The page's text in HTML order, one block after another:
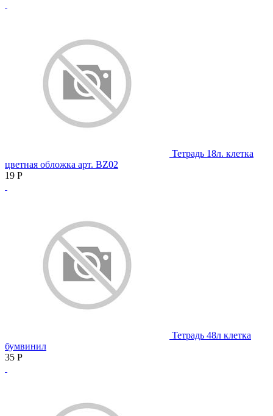
Тетрадь 18л. клетка
цветная обложка арт. BZ02
19 Р
Тетрадь 48л клетка
бумвинил
35 Р